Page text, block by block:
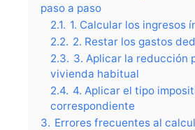
paso a paso
2.1. 1. Calcular los ingresos
2.2. 2. Restar los gastos
2.3. 3. Aplicar la reducción
vivienda habitual
2.4. 4. Aplicar el tipo
correspondiente
3. Errores frecuentes al